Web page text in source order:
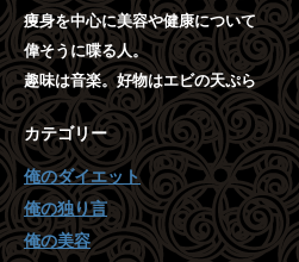
痩身を中心に美容や健康について
偉そうに喋る人。
趣味は音楽。好物はエビの天ぷら
カテゴリー
俺のダイエット
俺の独り言
俺の美容